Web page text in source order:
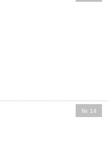
№ 14